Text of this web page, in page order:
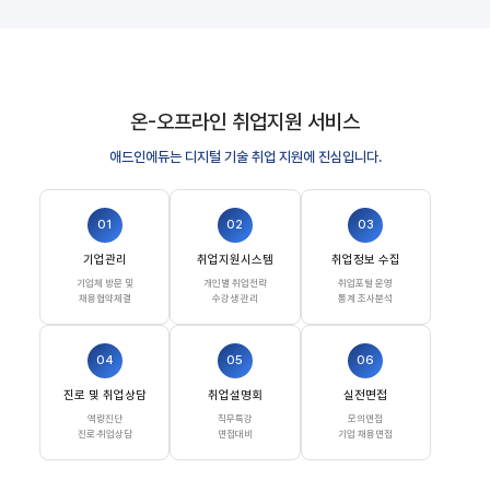
온-오프라인 취업지원 서비스
애드인에듀는 디지털 기술 취업 지원에 진심입니다.
01
기업관리
기업체 방문 및
채용협약체결
02
취업지원시스템
개인별 취업전략
수강생 관리
03
취업정보 수집
취업포털 운영
통계 조사분석
04
진로 및 취업상담
역량진단
진로·취업상담
05
취업설명회
직무특강
면접대비
06
실전면접
모의면접
기업 채용면접